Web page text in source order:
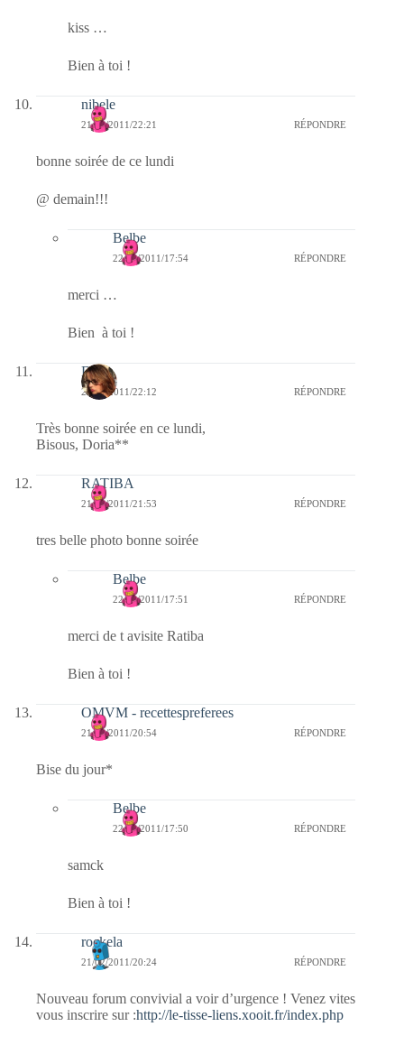
kiss …
Bien à toi !
nibele
21/02/2011/22:21 RÉPONDRE
bonne soirée de ce lundi
@ demain!!!
Belbe
22/02/2011/17:54 RÉPONDRE
merci …
Bien à toi !
Doria
21/02/2011/22:12 RÉPONDRE
Très bonne soirée en ce lundi,
Bisous, Doria**
RATIBA
21/02/2011/21:53 RÉPONDRE
tres belle photo bonne soirée
Belbe
22/02/2011/17:51 RÉPONDRE
merci de t avisite Ratiba
Bien à toi !
OMVM - recettespreferees
21/02/2011/20:54 RÉPONDRE
Bise du jour*
Belbe
22/02/2011/17:50 RÉPONDRE
samck
Bien à toi !
rockela
21/02/2011/20:24 RÉPONDRE
Nouveau forum convivial a voir d’urgence ! Venez vites
vous inscrire sur :http://le-tisse-liens.xooit.fr/index.php